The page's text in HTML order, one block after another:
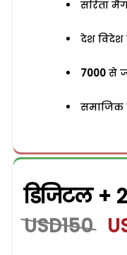
सरिता
देश विदेश
7000 से
समाजिक
डिजिटल +
USD150